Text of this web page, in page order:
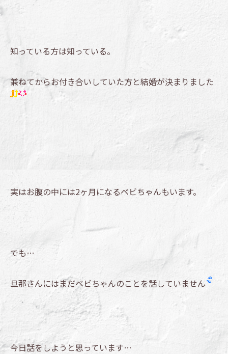
知っている方は知っている。
兼ねてからお付き合いしていた方と結婚が決まりました
実はお腹の中には2ヶ月になるベビちゃんもいます。
でも…
旦那さんにはまだベビちゃんのことを話していません
今日話をしようと思っています…